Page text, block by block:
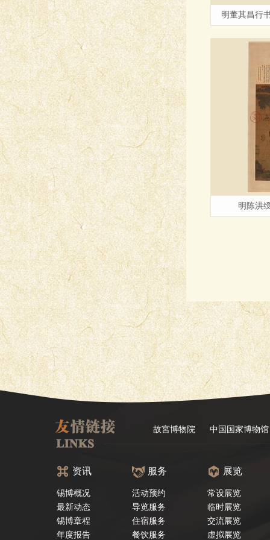
明董其昌行
明陈洪
故宮博物院 中国国家博物馆
资讯
锡博概况
最新动态
锡博章程
年度报告
服务
活动预约
导览服务
住宿服务
餐饮服务
展览
常设展览
临时展览
交流展览
虚拟展览